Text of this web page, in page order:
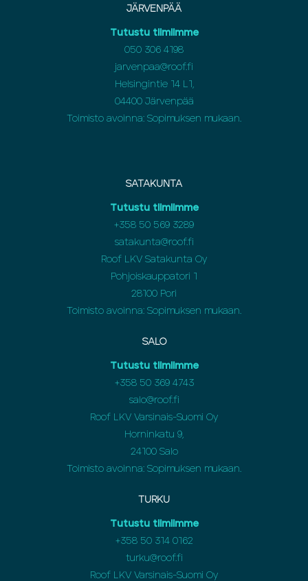
JÄRVENPÄÄ
Tutustu tiimiimme
050 306 4198
jarvenpaa@roof.fi
Helsingintie 14 L1,
04400 Järvenpää
Toimisto avoinna: Sopimuksen mukaan.
SATAKUNTA
Tutustu tiimiimme
+358 50 569 3289
satakunta@roof.fi
Roof LKV Satakunta Oy
Pohjoiskauppatori 1
28100 Pori
Toimisto avoinna: Sopimuksen mukaan.
SALO
Tutustu tiimiimme
+358 50 369 4743
salo@roof.fi
Roof LKV Varsinais-Suomi Oy
Horninkatu 9,
24100 Salo
Toimisto avoinna: Sopimuksen mukaan.
TURKU
Tutustu tiimiimme
+358 50 314 0162
turku@roof.fi
Roof LKV Varsinais-Suomi Oy